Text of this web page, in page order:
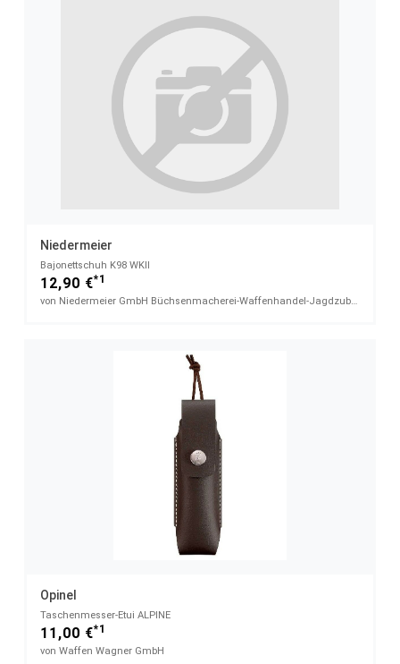
Niedermeier
Bajonettschuh K98 WKII
12,90 €*1
Opinel
Taschenmesser-Etui ALPINE
11,00 €*1
von Waffen Wagner GmbH